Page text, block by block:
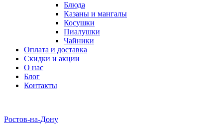
Блюда
Казаны и мангалы
Косушки
Пиалушки
Чайники
Оплата и доставка
Скидки и акции
О нас
Блог
Контакты
Ростов-на-Дону